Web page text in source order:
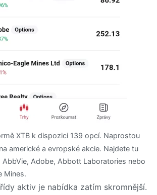
XTB k dispozici 139 opcí. Naprostou
americké a evropské akcie. Najdete tu
AbbVie, Adobe, Abbott Laboratories nebo
Mines.
aktiv je nabídka zatím skromnější.